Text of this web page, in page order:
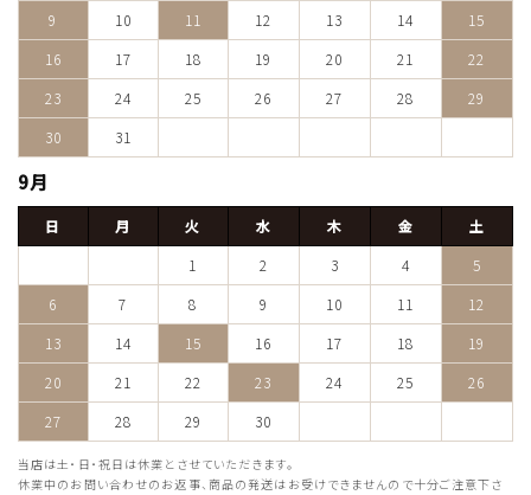
9
10 11 12 13 14
15
16
17 18 19 20 21
22
23
24 25 26 27 28
29
30
31
9月
日 月 火 水 木 金
土
1
2 3 4
5
6
7 8 9 10 11
12
13
14 15 16 17 18
19
20
21 22 23 24 25
26
27
28 29 30
当店は土・日・祝日は休業とさせていただきます。
休業中のお問い合わせのお返事、商品の発送はお受けできませんので十分ご注意下さ